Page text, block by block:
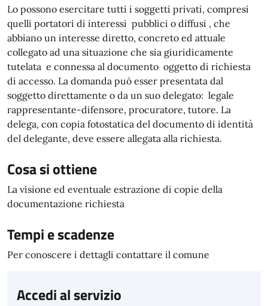
Lo possono esercitare tutti i soggetti privati, compresi
quelli portatori di interessi pubblici o diffusi , che
abbiano un interesse diretto, concreto ed attuale
collegato ad una situazione che sia giuridicamente
tutelata e connessa al documento oggetto di richiesta
di accesso. La domanda può esser presentata dal
soggetto direttamente o da un suo delegato: legale
rappresentante-difensore, procuratore, tutore. La
delega, con copia fotostatica del documento di identità
del delegante, deve essere allegata alla richiesta.
Cosa si ottiene
La visione ed eventuale estrazione di copie della
documentazione richiesta
Tempi e scadenze
Per conoscere i dettagli contattare il comune
Accedi al servizio